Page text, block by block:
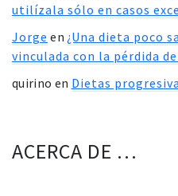
utilízala sólo en casos
Jorge en ¿Una dieta poco
vinculada con la pérdida
quirino en Dietas
ACERCA DE …